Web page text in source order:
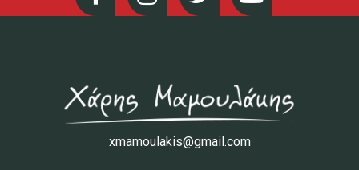
xmamoulakis@gmail.com